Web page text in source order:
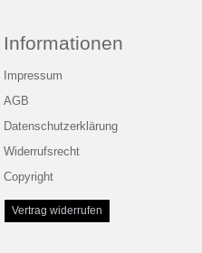
Informationen
Impressum
AGB
Datenschutzerklärung
Widerrufsrecht
Copyright
Vertrag widerrufen